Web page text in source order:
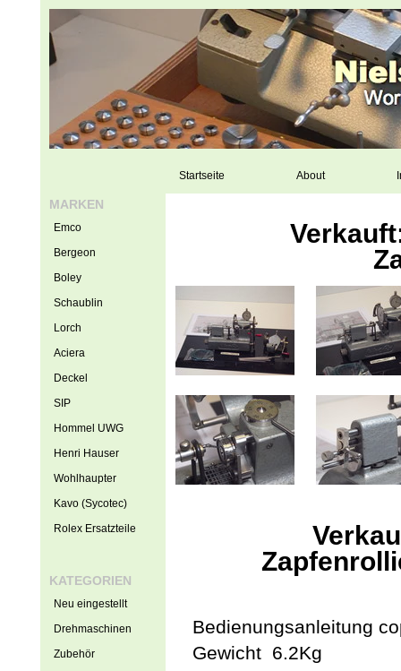
Startseite About
Bedienungsanleitung
Gewicht 6.2Kg
MARKEN
Emco
Bergeon
Boley
Schaublin
Lorch
Aciera
Deckel
SIP
Hommel UWG
Henri Hauser
Wohlhaupter
Kavo (Sycotec)
Rolex Ersatzteile
KATEGORIEN
Neu eingestellt
Drehmaschinen
Zubehör